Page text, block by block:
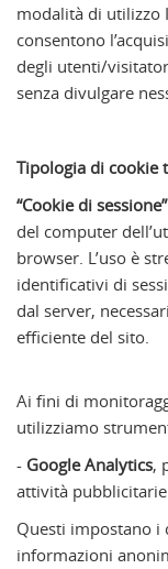
modalità di utilizzo
consentono
degli utenti/
senza divulgare
Tipologia di cookie
“Cookie di
del computer
browser. L’uso è
identificativi di
dal server,
efficiente del sito.
Ai fini di
utilizziamo
- Google Analytics,
attività pubblicitarie
Questi impostano i
informazioni